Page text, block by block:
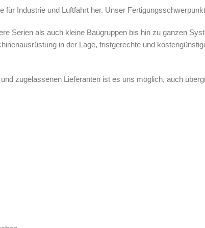
für Industrie und Luftfahrt her. Unser
Serien als auch kleine Baugruppen bis hin zu ganzen
in der Lage, fristgerechte und
zugelassenen Lieferanten ist es uns möglich, auch